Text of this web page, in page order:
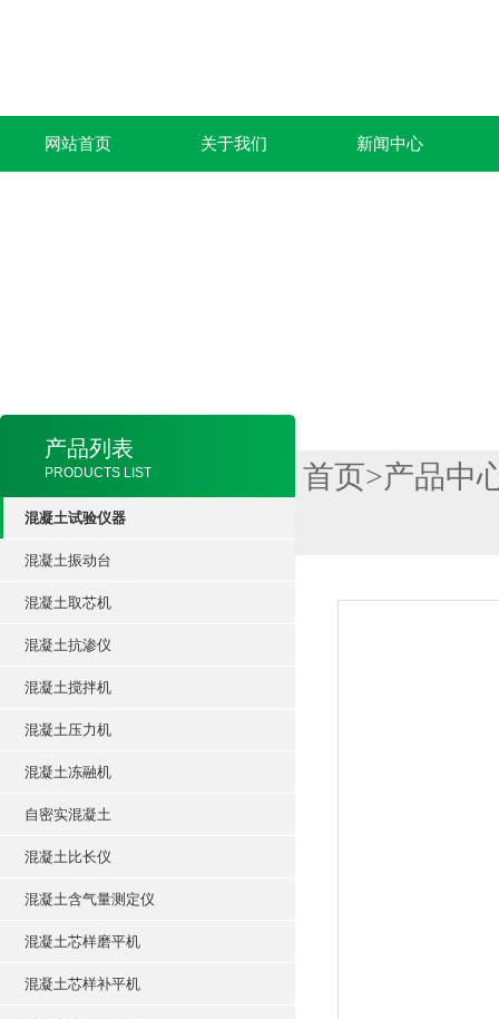
网站首页 关于我们 新闻中心
产品列表
PRODUCTS LIST
混凝土试验仪器
混凝土振动台
混凝土取芯机
混凝土抗渗仪
混凝土搅拌机
混凝土压力机
混凝土冻融机
自密实混凝土
混凝土比长仪
混凝土含气量测定仪
混凝土芯样磨平机
混凝土芯样补平机
首页>产品中